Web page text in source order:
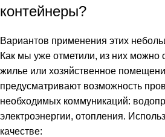
контейнеры?
Вариантов применения этих
Как мы уже отметили, из них можно
жилье или хозяйственное
предусматривают возможность
необходимых коммуникаций:
электроэнергии, отопления.
качестве: